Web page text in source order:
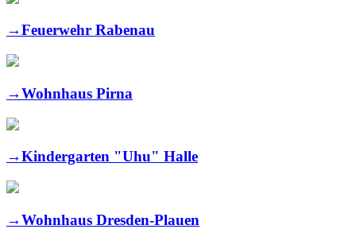
→Feuerwehr Rabenau
→Wohnhaus Pirna
→Kindergarten "Uhu" Halle
→Wohnhaus Dresden-Plauen